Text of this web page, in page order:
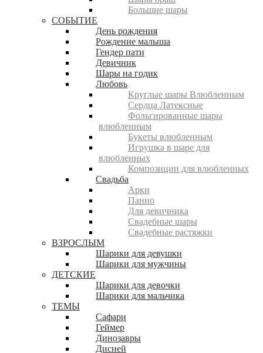
Большие шары
СОБЫТИЕ
День рождения
Рождение малыша
Гендер пати
Девичник
Шары на годик
Любовь
Круглые шары Влюбленным
Сердца Латексные
Фольгированные шары
влюбленным
Букеты влюбленным
Игрушка в шаре для
влюбленных
Композиции для влюбленных
Свадьба
Арки
Панно
Для девичника
Свадебные шары
Свадебные растяжки
ВЗРОСЛЫМ
Шарики для девушки
Шарики для мужчины
ДЕТСКИЕ
Шарики для девочки
Шарики для мальчика
ТЕМЫ
Сафари
Геймер
Динозавры
Дисней